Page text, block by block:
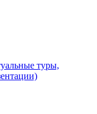
туры,